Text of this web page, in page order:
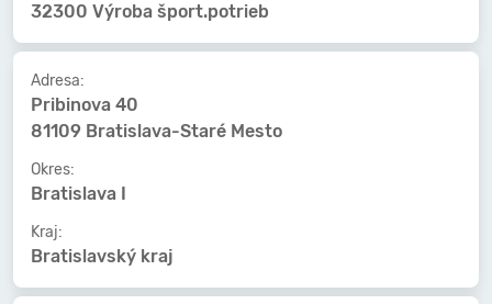
32300 Výroba šport.potrieb
Adresa:
Pribinova 40
81109 Bratislava-Staré Mesto
Okres:
Bratislava I
Kraj:
Bratislavský kraj